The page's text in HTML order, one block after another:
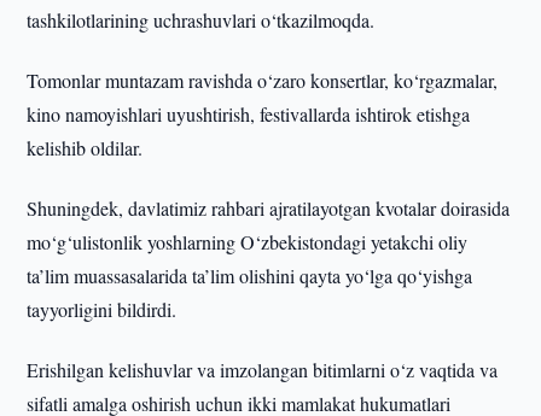
tashkilotlarining uchrashuvlari o‘tkazilmoqda.
Tomonlar muntazam ravishda o‘zaro konsertlar, ko‘rgazmalar,
kino namoyishlari uyushtirish, festivallarda ishtirok etishga
kelishib oldilar.
Shuningdek, davlatimiz rahbari ajratilayotgan kvotalar doirasida
mo‘g‘ulistonlik yoshlarning O‘zbekistondagi yetakchi oliy
ta’lim muassasalarida ta’lim olishini qayta yo‘lga qo‘yishga
tayyorligini bildirdi.
Erishilgan kelishuvlar va imzolangan bitimlarni o‘z vaqtida va
sifatli amalga oshirish uchun ikki mamlakat hukumatlari